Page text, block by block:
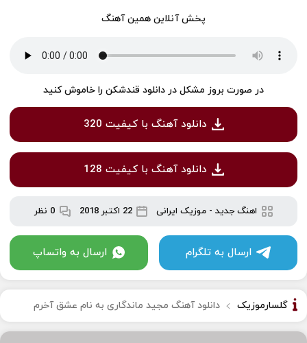
پخش آنلاین همین آهنگ
در صورت بروز مشکل در دانلود قندشکن را خاموش کنید
دانلود آهنگ با کیفیت 320
دانلود آهنگ با کیفیت 128
اهنگ جدید- موزیک ایرانی 22 اکتبر 2018 0 نظر
ارسال به تلگرام ارسال به واتساپ
گلسارموزیک دانلود آهنگ مجید ماندگاری به نام عشق آخرم